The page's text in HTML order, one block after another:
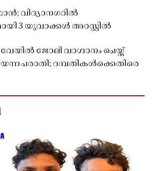
വിദ്യാനഗറിൽ
3 യുവാക്കൾ അറസ്റ്റിൽ
ജോലി വാഗ്ദാനം ചെയ്ത്
പരാതി; ദമ്പതികൾക്കെതിരെ